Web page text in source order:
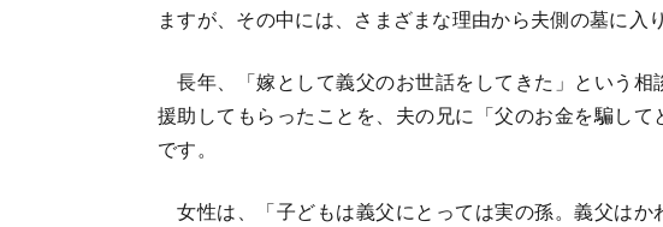
ますが、その中には、さまざまな理由から夫側の墓に入
長年、「嫁として義父のお世話をしてきた」という
援助してもらったことを、夫の兄に「父のお金を騙し
です。
女性は、「子どもは義父にとっては実の孫。義父は